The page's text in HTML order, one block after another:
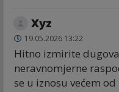
Xyz
19.05.2026 13:22
Hitno izmirite
neravnomjerne
se u iznosu većem